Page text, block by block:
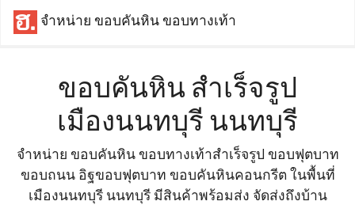
จำหน่าย ขอบคันหิน ขอบทางเท้า
ขอบคันหิน สำเร็จรูป
เมืองนนทบุรี นนทบุรี
จำหน่าย ขอบคันหิน ขอบทางเท้าสำเร็จรูป ขอบฟุตบาท
ขอบถนน อิฐขอบฟุตบาท ขอบคันหินคอนกรีต ในพื้นที่
เมืองนนทบุรี นนทบุรี มีสินค้าพร้อมส่ง จัดส่งถึงบ้าน